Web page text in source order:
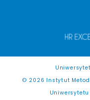
© 2026 Instytut Metod